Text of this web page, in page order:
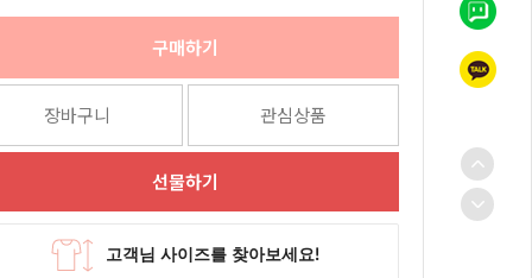
구매하기
장바구니 관심상품
선물하기